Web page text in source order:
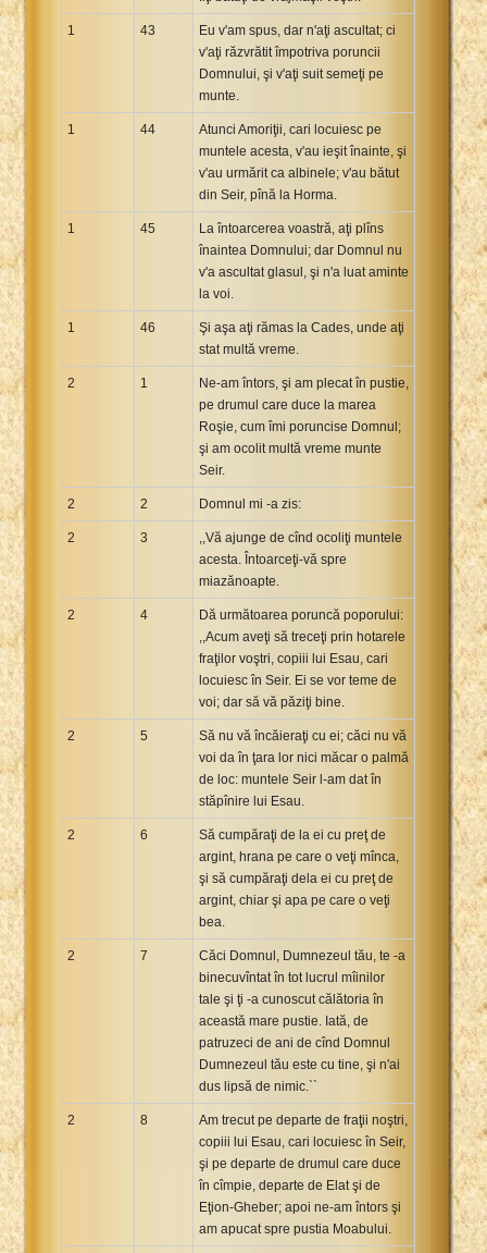
1 43
Eu v'am spus, dar n'aţi ascultat; ci
v'aţi răzvrătit împotriva poruncii
Domnului, şi v'aţi suit semeţi pe
munte.
1 44
Atunci Amoriţii, cari locuiesc pe
muntele acesta, v'au ieşit înainte, şi
v'au urmărit ca albinele; v'au bătut
din Seir, pînă la Horma.
1 45
La întoarcerea voastră, aţi plîns
înaintea Domnului; dar Domnul nu
v'a ascultat glasul, şi n'a luat aminte
la voi.
1 46
Şi aşa aţi rămas la Cades, unde aţi
stat multă vreme.
2 1
Ne-am întors, şi am plecat în pustie,
pe drumul care duce la marea
Roşie, cum îmi poruncise Domnul;
şi am ocolit multă vreme munte
Seir.
2 2 Domnul mi -a zis:
2 3
,,Vă ajunge de cînd ocoliţi muntele
acesta. Întoarceţi-vă spre
miazănoapte.
2 4
Dă următoarea poruncă poporului:
,,Acum aveţi să treceţi prin hotarele
fraţilor voştri, copiii lui Esau, cari
locuiesc în Seir. Ei se vor teme de
voi; dar să vă păziţi bine.
2 5
Să nu vă încăieraţi cu ei; căci nu vă
voi da în ţara lor nici măcar o palmă
de loc: muntele Seir l-am dat în
stăpînire lui Esau.
2 6
Să cumpăraţi de la ei cu preţ de
argint, hrana pe care o veţi mînca,
şi să cumpăraţi dela ei cu preţ de
argint, chiar şi apa pe care o veţi
bea.
2 7
Căci Domnul, Dumnezeul tău, te -a
binecuvîntat în tot lucrul mîinilor
tale şi ţi -a cunoscut călătoria în
această mare pustie. Iată, de
patruzeci de ani de cînd Domnul
Dumnezeul tău este cu tine, şi n'ai
dus lipsă de nimic.``
2 8
Am trecut pe departe de fraţii noştri,
copiii lui Esau, cari locuiesc în Seir,
şi pe departe de drumul care duce
în cîmpie, departe de Elat şi de
Eţion-Gheber; apoi ne-am întors şi
am apucat spre pustia Moabului.